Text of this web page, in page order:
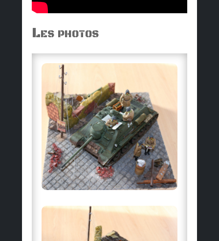
Les photos